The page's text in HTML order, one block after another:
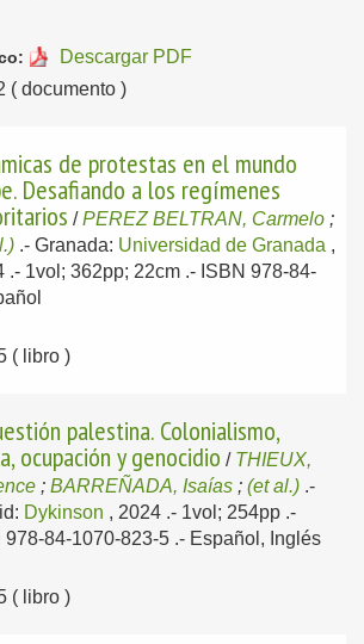
Descargar PDF
( documento )
de protestas en el mundo
Desafiando a los regímenes
/PEREZ BELTRAN, Carmelo ;
.- Granada: Universidad de Granada ,
.- 1vol; 362pp; 22cm .- ISBN 978-84-
( libro )
palestina. Colonialismo,
ocupación y genocidio / THIEUX,
; BARREÑADA, Isaías ; (et al.) .-
Dykinson , 2024 .- 1vol; 254pp .-
978-84-1070-823-5 .- Español, Inglés
( libro )